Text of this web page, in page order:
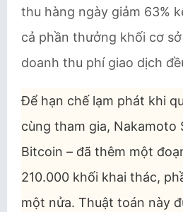
thu hàng ngày giảm 63%
cả phần thưởng khối cơ
doanh thu phí giao dịch
Để hạn chế lạm phát khi
cùng tham gia, Nakamoto
Bitcoin – đã thêm một
210.000 khối khai thác,
một nửa. Thuật toán này